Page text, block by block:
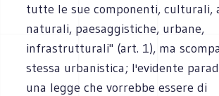
tutte le sue componenti, culturali,
naturali, paesaggi­stiche, urbane,
infrastrutturali" (art. 1), ma
stessa urbanistica; l'evidente
una legge che vorrebbe essere di